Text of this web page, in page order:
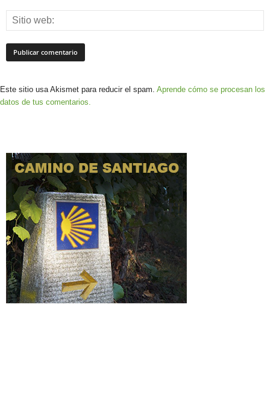
Este sitio usa Akismet para reducir el spam. Aprende cómo se procesan los
datos de tus comentarios.